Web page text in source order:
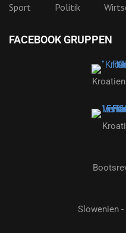
Sport
Politik
FACEBOOK GRUPPEN
Slowenien